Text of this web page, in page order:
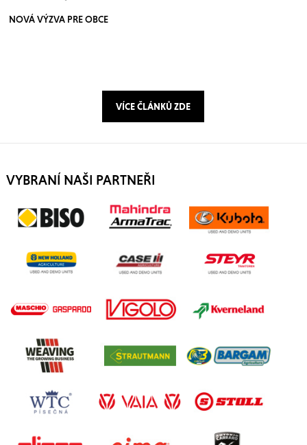
NOVÁ VÝZVA PRE OBCE
VÍCE ČLÁNKŮ ZDE
VYBRANÍ NAŠI PARTNEŘI